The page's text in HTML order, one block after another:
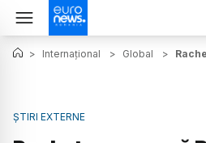
> Internațional > Global >
ȘTIRI EXTERNE